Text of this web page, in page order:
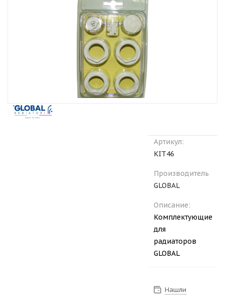
Артикул:
KIT46
Производитель
GLOBAL
Описание:
Комплектующие
для
радиаторов
GLOBAL
Нашли